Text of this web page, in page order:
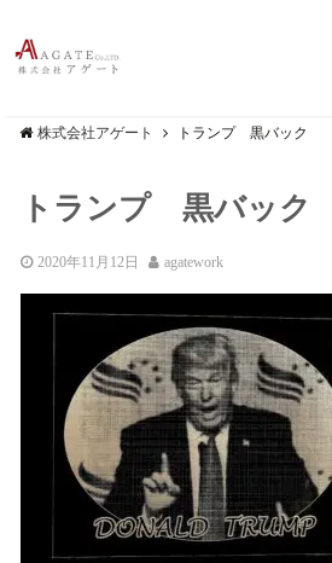
株式会社アゲート トランプ 黒バック
トランプ 黒バック
2020年11月12日 agatework